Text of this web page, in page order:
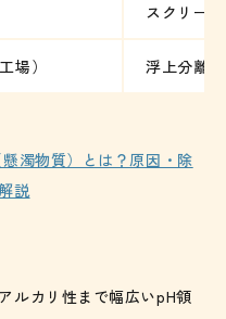
スクリー
場） 浮上分離
濁物質）とは？原因・除
説
ルカリ性まで幅広いpH領